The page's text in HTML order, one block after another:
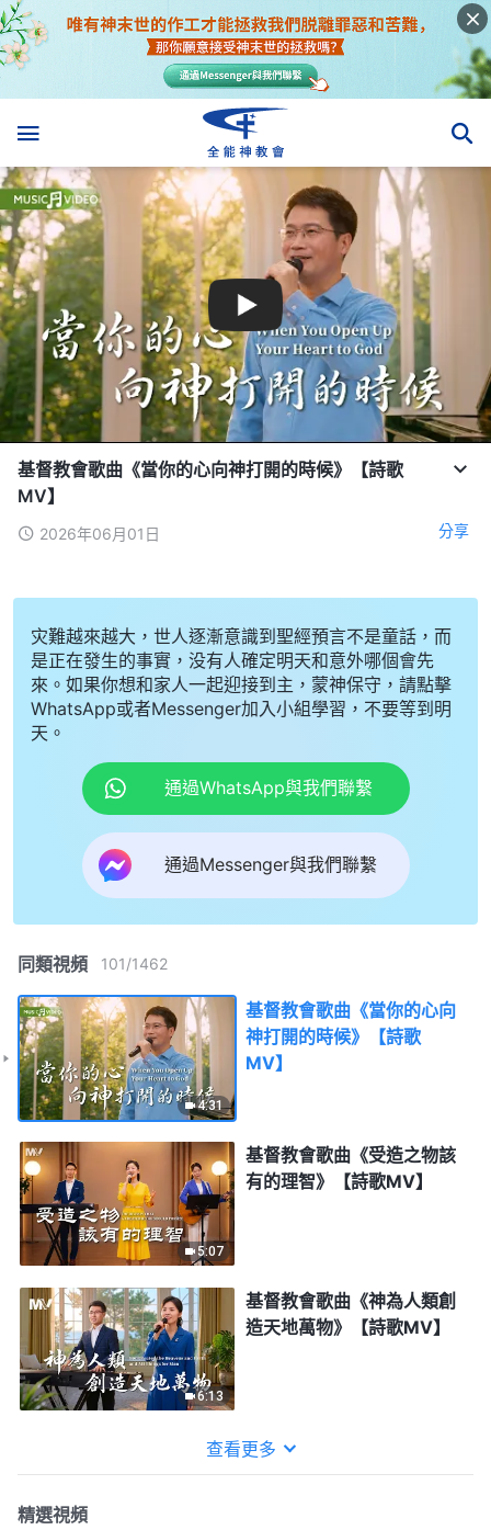
基督教會歌曲《當你的心向神打開的時候》【詩歌
MV】
2026年06月01日 分享
灾難越來越大，世人逐漸意識到聖經預言不是童話，而
是正在發生的事實，没有人確定明天和意外哪個會先
來。如果你想和家人一起迎接到主，蒙神保守，請點擊
WhatsApp或者Messenger加入小組學習，不要等到明
天。
通過WhatsApp與我們聯繫
通過Messenger與我們聯繫
同類視頻 101/1462
4:31
基督教會歌曲《當你的心向
神打開的時候》【詩歌
MV】
5:07
基督教會歌曲《受造之物該
有的理智》【詩歌MV】
6:13
基督教會歌曲《神為人類創
造天地萬物》【詩歌MV】
查看更多
精選視頻